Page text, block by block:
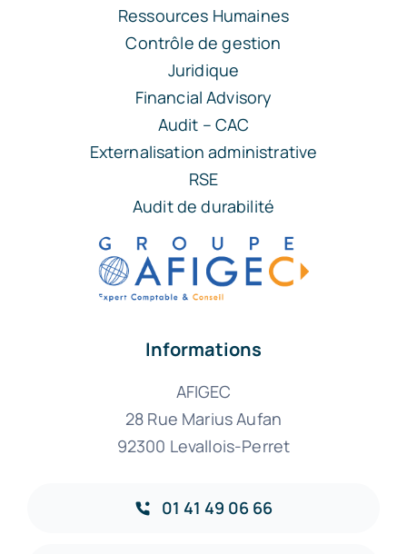
Ressources Humaines
Contrôle de gestion
Juridique
Financial Advisory
Audit – CAC
Externalisation administrative
RSE
Audit de durabilité
Informations
AFIGEC
28 Rue Marius Aufan
92300 Levallois-Perret
01 41 49 06 66